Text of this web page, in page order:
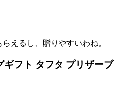
えるし、贈りやすいわね。
フト タフタ プリザーブ